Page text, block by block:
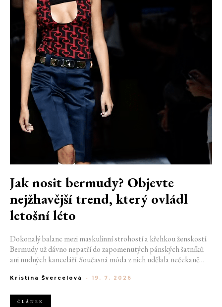
Jak nosit bermudy? Objevte
nejžhavější trend, který ovládl
letošní léto
Dokonalý balanc mezi maskulinní strohostí a křehkou ženskostí.
Bermudy už dávno nepatří do zapomenutých pánských šatníků
ani nudných kanceláří. Současná móda z nich udělala nečekaně
minisukně na vedlejší kolej. Tento kousek opouští škatulku
stává nejsilnějším manifestem moderní nonšalance letošního léta.
Kristína Švercelová - 19. 7. 2026
ČLÁNEK